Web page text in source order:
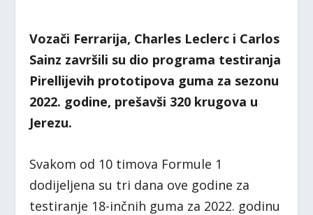
Vozači Ferrarija, Charles Leclerc i Carlos
Sainz završili su dio programa testiranja
Pirellijevih prototipova guma za sezonu
2022. godine, prešavši 320 krugova u
Jerezu.
Svakom od 10 timova Formule 1
dodijeljena su tri dana ove godine za
testiranje 18-inčnih guma za 2022. godinu